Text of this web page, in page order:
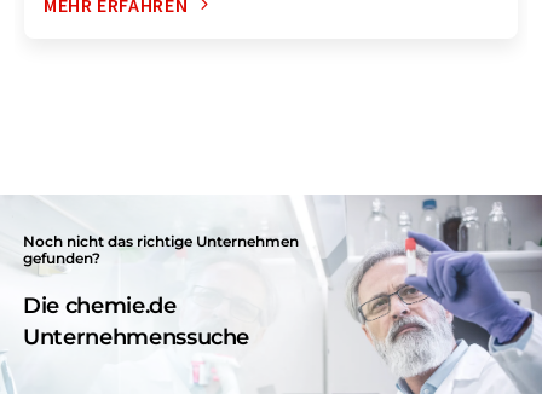
Noch nicht das richtige Unternehmen
gefunden?
Die chemie.de
Unternehmenssuche